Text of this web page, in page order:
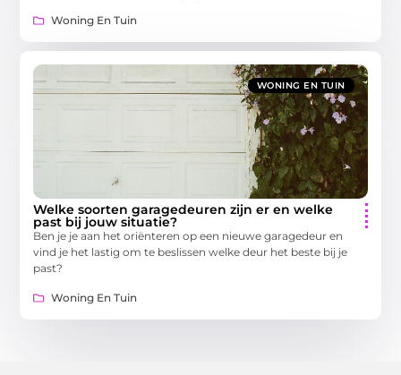
Woning En Tuin
WONING EN TUIN
Welke soorten garagedeuren zijn er en welke
past bij jouw situatie?
Ben je je aan het oriënteren op een nieuwe garagedeur en
vind je het lastig om te beslissen welke deur het beste bij je
past?
Woning En Tuin